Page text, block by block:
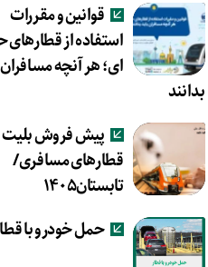
قوانین و مقررات
استفاده از قطارهای
ای؛ هر آنچه مسافران
بدانند
پیش فروش بلیت
قطارهای مسافری/
تابستان۱۴۰۵
حمل خودرو با